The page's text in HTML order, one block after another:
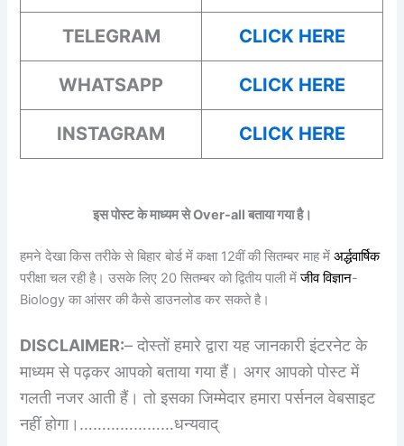
TELEGRAM CLICK HERE
WHATSAPP CLICK HERE
INSTAGRAM CLICK HERE
इस पोस्ट के माध्यम से Over-all बताया गया है।
हमने देखा किस तरीके से बिहार बोर्ड में कक्षा 12वीं की सितम्बर माह मेंअर्द्धवार्षिक
परीक्षा चल रही है। उसके लिए 20 सितम्बर को द्वितीय पाली मेंजीव विज्ञान-
Biology का आंसर की कैसे डाउनलोड कर सकते है।
DISCLAIMER:– दोस्तों हमारे द्वारा यह जानकारी इंटरनेट के
माध्यम से पढ़कर आपको बताया गया हैं। अगर आपको पोस्ट में
गलती नजर आती हैं। तो इसका जिम्मेदार हमारा पर्सनल वेबसाइट
नहीं होगा।…………………धन्यवाद्